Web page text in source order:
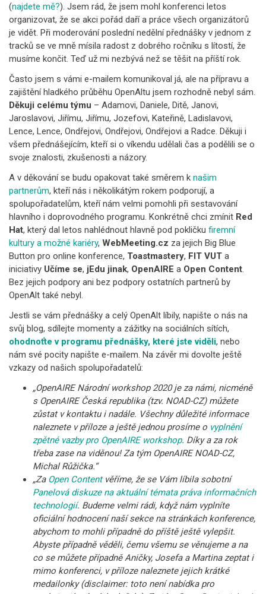
(najdete mě?). Jsem rád, že jsem mohl konferenci letos
organizovat, že se akci pořád daří a práce všech organizátorů
je vidět. Při moderování poslední nedělní přednášky v jednom z
tracků se ve mně mísila radost z dobrého ročníku s lítostí, že
musíme končit. Teď už mi nezbývá než se těšit na příští rok.
Často jsem s vámi e-mailem komunikoval já, ale na přípravu a
zajištění hladkého průběhu OpenAltu jsem rozhodně nebyl sám.
Děkuji celému týmu – Adamovi, Daniele, Ditě, Janovi,
Jaroslavovi, Jiřímu, Jiřímu, Jozefovi, Kateřině, Ladislavovi,
Lence, Lence, Ondřejovi, Ondřejovi, Ondřejovi a Radce. Děkuji i
všem přednášejícím, kteří si o víkendu udělali čas a podělili se o
svoje znalosti, zkušenosti a názory.
A v děkování se budu opakovat také směrem k našim
partnerům, kteří nás i několikátým rokem podporují, a
spolupořadatelům, kteří nám velmi pomohli při sestavování
hlavního i doprovodného programu. Konkrétně chci zmínit Red
Hat, který dal letos nahlédnout hlavně pod pokličku firemní
kultury a možné kariéry, WebMeeting.cz za jejich Big Blue
Button pro online konference, Toastmastery, FIT VUT a
iniciativy Učíme se, jEdu jinak, OpenAIRE a Open Content.
Bez jejich podpory ani bez podpory ostatních partnerů by
OpenAlt také nebyl.
Jestli se vám přednášky a celý OpenAlt líbily, napište o nás na
svůj blog, sdílejte momenty a zážitky na sociálních sítích,
ohodnoťte v programu přednášky, které jste viděli, nebo
nám své pocity napište e-mailem. Na závěr mi dovolte ještě
vzkazy od našich spolupořadatelů:
„OpenAIRE Národní workshop 2020 je za námi, nicméně
s OpenAIRE Česká republika (tzv. NOAD-CZ) můžete
zůstat v kontaktu i nadále. Všechny důležité informace
naleznete v příloze a ještě jednou prosíme o vyplnění
zpětné vazby pro OpenAIRE workshop. Díky a za rok
třeba zase na viděnou! Za tým OpenAIRE NOAD-CZ,
Michal Růžička.“
„Za Open Contentvěříme, že se Vám líbila sobotní
Panelová diskuze na aktuální témata práva informačních
technologií. Budeme velmi rádi, když nám vyplníte
oficiální hodnocení naší sekce na stránkách konference,
abychom to mohli případně do příště ještě vylepšit.
Abyste případně věděli, čemu všemu se věnujeme a na
co se můžete případně Aničky, Josefa a Martina zeptat i
mimo konferenci, v příloze naleznete jejich krátké
medailonky (disclaimer: toto není nabídka pro